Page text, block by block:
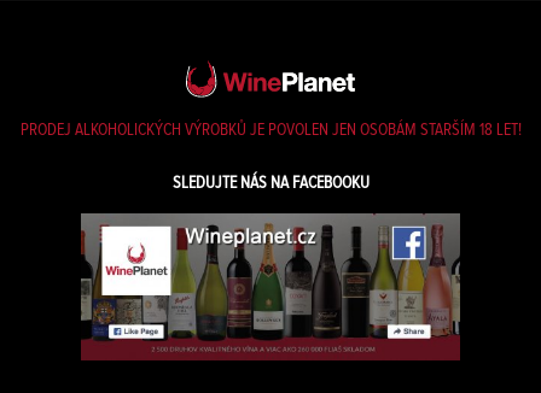
PRODEJ ALKOHOLICKÝCH VÝROBKŮ JE POVOLEN JEN OSOBÁM STARŠÍM 18 LET!
SLEDUJTE NÁS NA FACEBOOKU